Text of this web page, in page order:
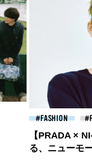
BEAUTY
夏のパーマ、
ドット）のス